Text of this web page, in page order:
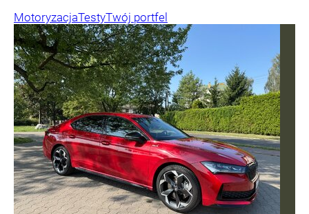
MotoryzacjaTestyTwój portfel